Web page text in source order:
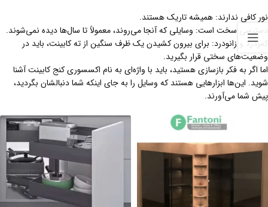
نور کافی ندارند: همیشه تاریک هستند.
دسترسی سخت است: وسایلی که آنجا می‌روند، معمولاً تا سال‌ها دیده نمی‌شوند.
کمردرد و زانو‌درد: برای بیرون کشیدن یک ظرف سنگین از ته کابینت، باید در
وضعیت‌های سختی قرار بگیرید.
اما اگر به فکر بازسازی هستید، باید با واژه‌ای به نام اکسسوری کنج کابینت آشنا
شوید. این‌ها ابزارهایی هستند که وسایل را به جای اینکه شما دنبالشان بگردید،
پیش شما می‌آورند.